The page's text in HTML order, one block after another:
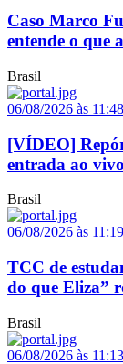
Caso Marco
entende o que
Brasil
06/08/2026 às 11:48
[VÍDEO]
entrada ao
Brasil
06/08/2026 às 11:19
TCC de
do que Eliza”
Brasil
06/08/2026 às 11:13